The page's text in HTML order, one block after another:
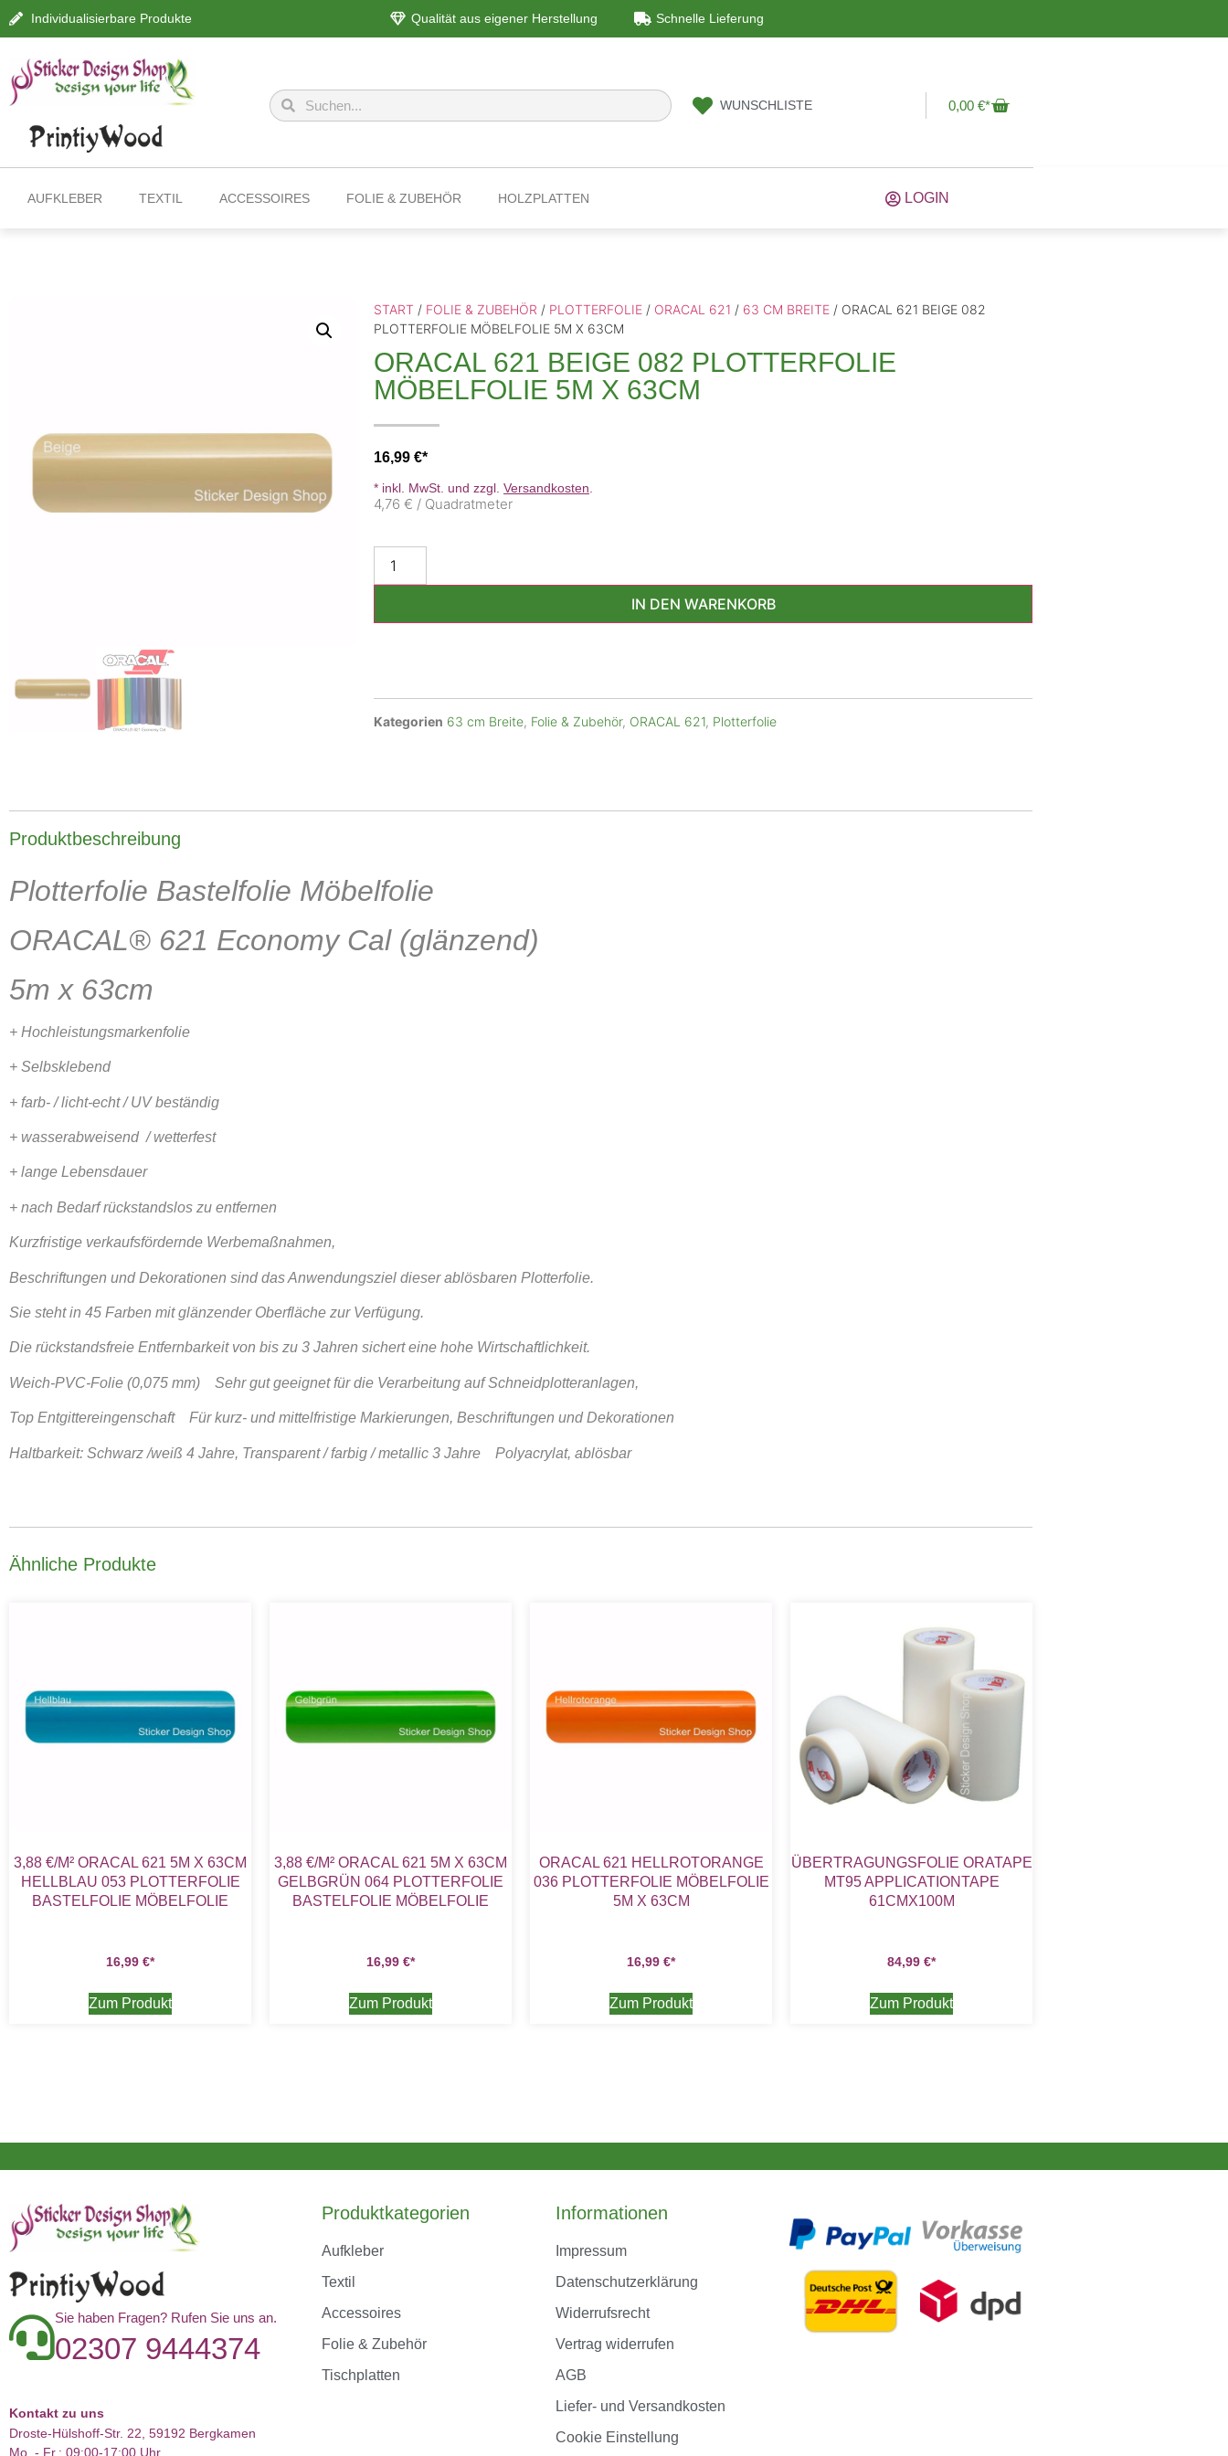
Individualisierbare Produkte Qualität aus eigener Herstellung Schnelle Lieferung
WUNSCHLISTE 0,00€
AUFKLEBER TEXTIL ACCESSOIRES FOLIE & ZUBEHÖR HOLZPLATTEN LOGIN
START / FOLIE & ZUBEHÖR / PLOTTERFOLIE / ORACAL 621 / 63 CM BREITE / ORACAL 621 BEIGE 082
PLOTTERFOLIE MÖBELFOLIE 5M X 63CM
ORACAL 621 BEIGE 082 PLOTTERFOLIE
MÖBELFOLIE 5M X 63CM
16,99 €
* inkl. MwSt. und zzgl. Versandkosten.
4,76 € / Quadratmeter
IN DEN WARENKORB
Kategorien 63 cm Breite, Folie & Zubehör, ORACAL 621, Plotterfolie
Produktbeschreibung
Plotterfolie Bastelfolie Möbelfolie
ORACAL® 621 Economy Cal (glänzend)
5m x 63cm
+ Hochleistungsmarkenfolie
+ Selbsklebend
+ farb- / licht-echt / UV beständig
+ wasserabweisend / wetterfest
+ lange Lebensdauer
+ nach Bedarf rückstandslos zu entfernen
Kurzfristige verkaufsfördernde Werbemaßnahmen,
Beschriftungen und Dekorationen sind das Anwendungsziel dieser ablösbaren Plotterfolie.
Sie steht in 45 Farben mit glänzender Oberfläche zur Verfügung.
Die rückstandsfreie Entfernbarkeit von bis zu 3 Jahren sichert eine hohe Wirtschaftlichkeit.
Weich-PVC-Folie (0,075 mm) Sehr gut geeignet für die Verarbeitung auf Schneidplotteranlagen,
Top Entgittereingenschaft Für kurz- und mittelfristige Markierungen, Beschriftungen und Dekorationen
Haltbarkeit: Schwarz /weiß 4 Jahre, Transparent / farbig / metallic 3 Jahre Polyacrylat, ablösbar
Ähnliche Produkte
3,88 €/M² ORACAL 621 5M X 63CM
HELLBLAU 053 PLOTTERFOLIE
BASTELFOLIE MÖBELFOLIE
16,99 €
Zum Produkt
3,88 €/M² ORACAL 621 5M X 63CM
GELBGRÜN 064 PLOTTERFOLIE
BASTELFOLIE MÖBELFOLIE
16,99 €
Zum Produkt
ORACAL 621 HELLROTORANGE
036 PLOTTERFOLIE MÖBELFOLIE
5M X 63CM
16,99 €
Zum Produkt
ÜBERTRAGUNGSFOLIE ORATAPE
MT95 APPLICATIONTAPE
61CMX100M
84,99 €
Zum Produkt
Sie haben Fragen? Rufen Sie uns an.
02307 9444374
Kontakt zu uns
Droste-Hülshoff-Str. 22, 59192 Bergkamen
Mo. - Fr.: 09:00-17:00 Uhr
Produktkategorien
Aufkleber
Textil
Accessoires
Folie & Zubehör
Tischplatten
Informationen
Impressum
Datenschutzerklärung
Widerrufsrecht
Vertrag widerrufen
AGB
Liefer- und Versandkosten
Cookie Einstellung